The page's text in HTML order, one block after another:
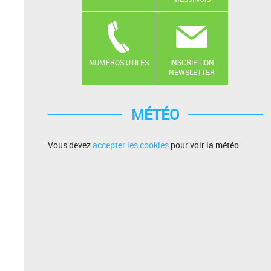
NUMÉROS UTILES
INSCRIPTION
NEWSLETTER
MÉTÉO
Vous devezaccepter les cookies pour voir la météo.